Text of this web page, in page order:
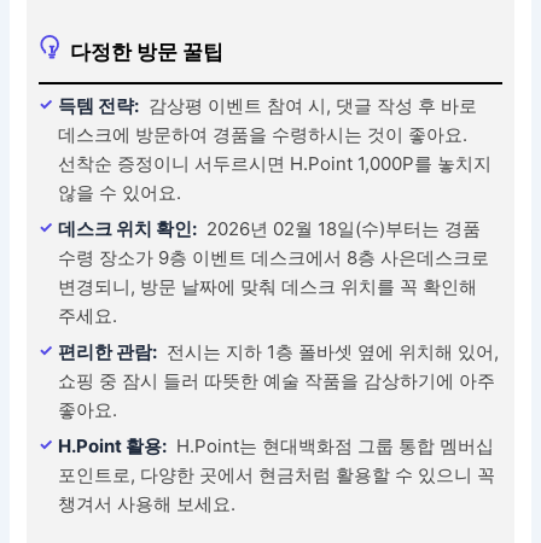
다정한 방문 꿀팁
득템 전략: 감상평 이벤트 참여 시, 댓글 작성 후 바로
데스크에 방문하여 경품을 수령하시는 것이 좋아요.
선착순 증정이니 서두르시면 H.Point 1,000P를 놓치지
않을 수 있어요.
데스크 위치 확인: 2026년 02월 18일(수)부터는 경품
수령 장소가 9층 이벤트 데스크에서 8층 사은데스크로
변경되니, 방문 날짜에 맞춰 데스크 위치를 꼭 확인해
주세요.
편리한 관람: 전시는 지하 1층 폴바셋 옆에 위치해 있어,
쇼핑 중 잠시 들러 따뜻한 예술 작품을 감상하기에 아주
좋아요.
H.Point 활용: H.Point는 현대백화점 그룹 통합 멤버십
포인트로, 다양한 곳에서 현금처럼 활용할 수 있으니 꼭
챙겨서 사용해 보세요.